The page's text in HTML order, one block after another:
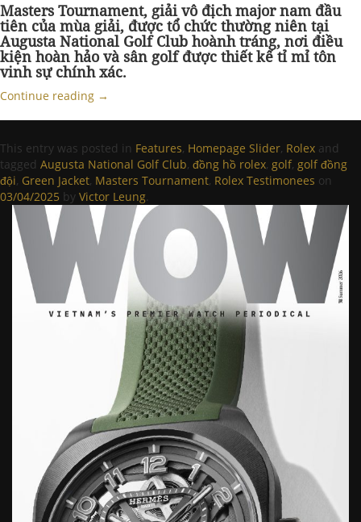
Masters Tournament, giải vô địch major nam đầu
tiên của mùa giải, được tổ chức thường niên tại
Augusta National Golf Club hoành tráng, nơi điều
kiện hoàn hảo và sân golf được thiết kế tỉ mỉ tôn
vinh sự chính xác.
Continue reading →
This entry was posted in Features, Homepage Slider, Rolex and
tagged Augusta National Golf Club, đồng hồ rolex, golf, golf đồng
đội, Green Jacket, Masters Tournament, Rolex Testimonees on
03/04/2025 by Victor Leung.